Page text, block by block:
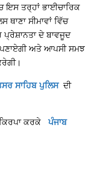
ਇਸ ਤਰ੍ਹਾਂ ਭਾਈਚਾਰਿਕ
ਸੀਮਾਵਾਂ ਵਿੱਚ
ਦੇ ਬਾਵਜੂਦ
ਅਤੇ ਆਪਸੀ ਸਮਝ
ਸਾਹਿਬ ਪੁਲਿਸ ਦੀ
ਕਰਕੇ ਪੰਜਾਬ